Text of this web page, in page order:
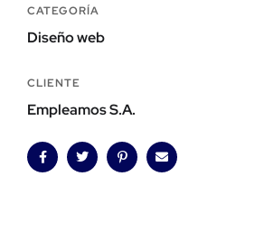
CATEGORÍA
Diseño web
CLIENTE
Empleamos S.A.